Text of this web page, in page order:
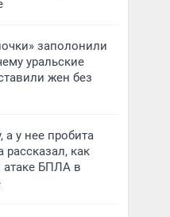
заполонили
уральские
жен без
у нее пробита
как
атаке БПЛА в